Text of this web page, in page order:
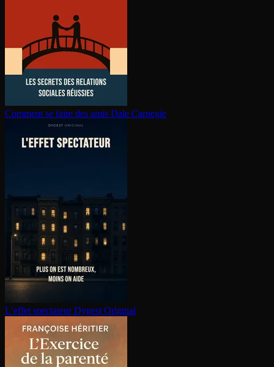
Comment se faire des amis Dale Carnegie
L’effet spectateur Dygest Original